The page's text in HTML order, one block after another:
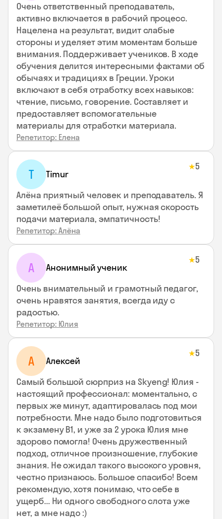
Очень ответственный преподаватель,
активно включается в рабочий процесс.
Нацелена на результат, видит слабые
стороны и уделяет этим моментам больше
внимания. Поддерживает учеников. В ходе
обучения делится интересными фактами об
обычаях и традициях в Греции. Уроки
включают в себя отработку всех навыков:
чтение, письмо, говорение. Составляет и
предоставляет вспомогательные
материалы для отработки материала.
Репетитор: Елена
T Timur
★5
Алёна приятный человек и преподаватель. Я
заметилеё большой опыт, нужная скорость
подачи материала, эмпатичность!
Репетитор: Алёна
А Анонимный ученик
★5
Очень внимательный и грамотный педагог,
очень нравятся занятия, всегда иду с
радостью.
Репетитор: Юлия
А Алексей
★5
Самый большой сюрприз на Skyeng! Юлия -
настоящий профессионал: моментально, с
первых же минут, адаптировалась под мои
потребности. Мне надо было подготовиться
к экзамену В1, и уже за 2 урока Юлия мне
здорово помогла! Очень дружественный
подход, отличное произношение, глубокие
знания. Не ожидал такого высокого уровня,
честно признаюсь. Большое спасибо! Всем
рекомендую, хотя понимаю, что себе в
ущерб... Ни одного свободного слота уже
нет, а мне надо :)